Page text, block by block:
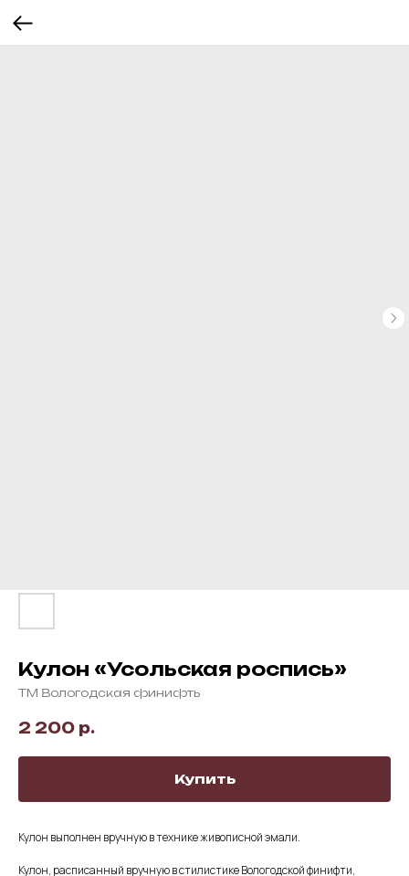
Кулон «Усольская роспись»
ТМ Вологодская финифть
2 200 р.
Купить
Кулон выполнен вручную в технике живописной эмали.
Кулон, расписанный вручную в стилистике Вологодской финифти,